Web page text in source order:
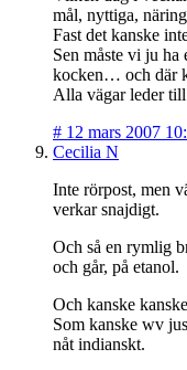
mål, nyttiga,
Fast det kanske
Sen måste vi ju ha
kocken… och där
Alla vägar leder
# 12 mars 2007
Cecilia N
Inte rörpost, men
verkar snajdigt.
Och så en rymlig
och går, på etanol.
Och kanske
Som kanske wv
nåt indianskt.